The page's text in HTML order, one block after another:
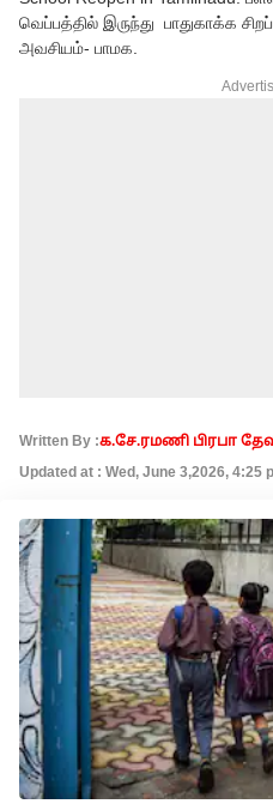
வெப்பத்தில் இருந்து பாதுகாக்க
அவசியம்- பாமக.
Written By :க.சே.ரமணி பிரபா
Updated at : Wed, June 3,2026, 4:25